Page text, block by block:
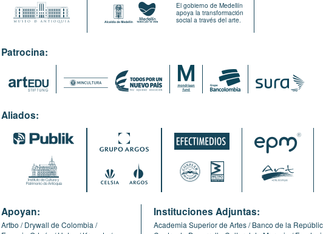
El gobierno de Medellín
apoya la transformación
social a través del arte.
Patrocina:
Aliados:
Apoyan:
Artbo
Drywall de Colombia
Instituciones Adjuntas:
Academia Superior de Artes Banco de la